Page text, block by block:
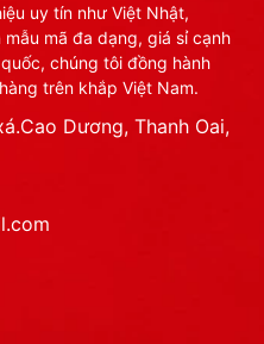
uy tín như Việt Nhật,
mẫu mã đa dạng, giá sỉ cạnh
chúng tôi đồng hành
trên khắp Việt Nam.
Dương, Thanh Oai,